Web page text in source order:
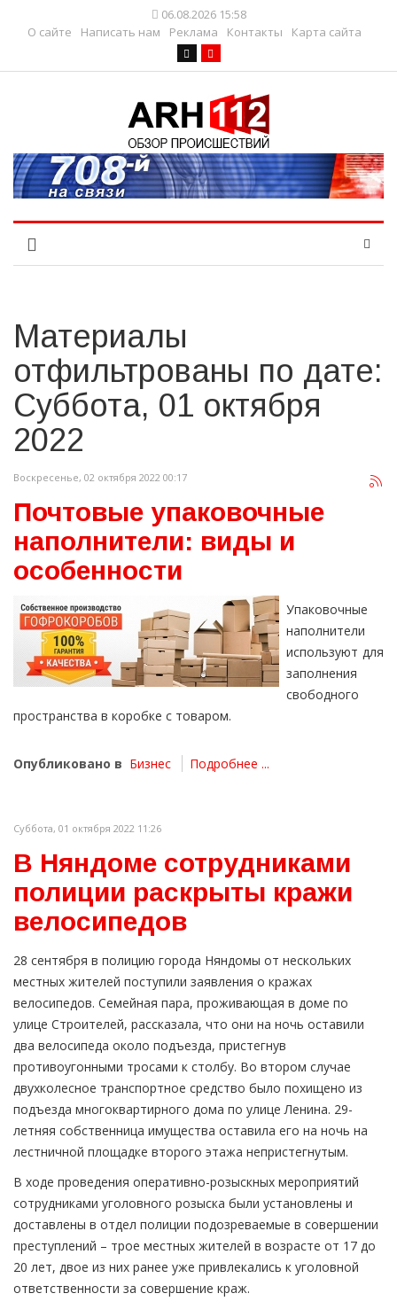
06.08.2026 15:58
О сайте
Написать нам Реклама Контакты Карта сайта
Материалы
отфильтрованы по дате:
Суббота, 01 октября
2022
Воскресенье, 02 октября 2022 00:17
Почтовые упаковочные
наполнители: виды и
особенности
Упаковочные
наполнители
используют для
заполнения
свободного
пространства в коробке с товаром.
Опубликовано в Бизнес Подробнее ...
Суббота, 01 октября 2022 11:26
В Няндоме сотрудниками
полиции раскрыты кражи
велосипедов
28 сентября в полицию города Няндомы от нескольких
местных жителей поступили заявления о кражах
велосипедов. Семейная пара, проживающая в доме по
улице Строителей, рассказала, что они на ночь оставили
два велосипеда около подъезда, пристегнув
противоугонными тросами к столбу. Во втором случае
двухколесное транспортное средство было похищено из
подъезда многоквартирного дома по улице Ленина. 29-
летняя собственница имущества оставила его на ночь на
лестничной площадке второго этажа непристегнутым.
В ходе проведения оперативно-розыскных мероприятий
сотрудниками уголовного розыска были установлены и
доставлены в отдел полиции подозреваемые в совершении
преступлений – трое местных жителей в возрасте от 17 до
20 лет, двое из них ранее уже привлекались к уголовной
ответственности за совершение краж.